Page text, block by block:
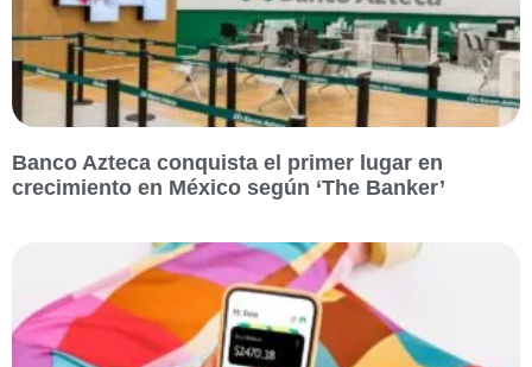
Banco Azteca conquista el primer lugar en
crecimiento en México según ‘The Banker’